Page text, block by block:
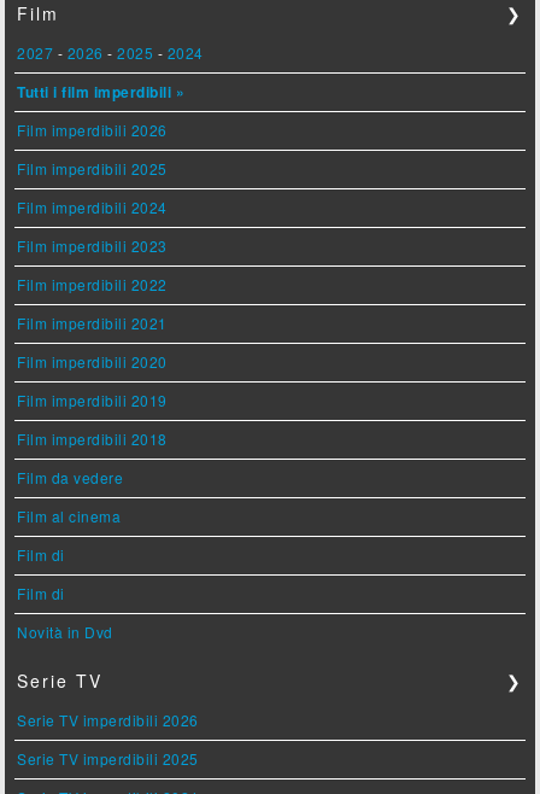
Film ❯
2027 - 2026 -2025 - 2024
Tutti i film imperdibili »
Film imperdibili 2026
Film imperdibili 2025
Film imperdibili 2024
Film imperdibili 2023
Film imperdibili 2022
Film imperdibili 2021
Film imperdibili 2020
Film imperdibili 2019
Film imperdibili 2018
Film da vedere
Film al cinema
Film di
Film di
Novità in Dvd
Serie TV ❯
Serie TV imperdibili 2026
Serie TV imperdibili 2025